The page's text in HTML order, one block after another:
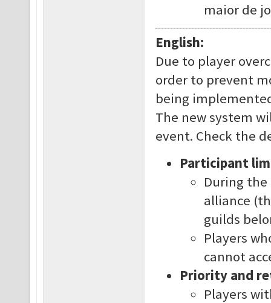
maior de
English:
Due to player
order to prevent
being
The new system
event. Check the
Participant
During
alliance
guilds
Players
cannot
Priority and
Players